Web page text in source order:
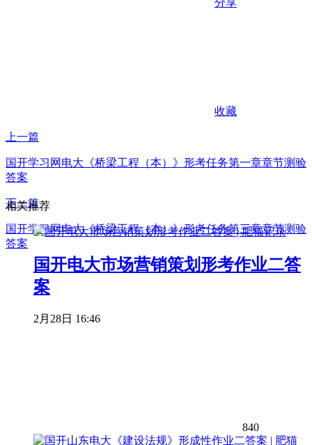
分享
收藏
上一篇
国开学习网电大《桥梁工程（本）》形考任务第一章章节测验
答案
下一篇
国开学习网电大《桥梁工程（本）》形考任务第三章章节测验
答案
相关推荐
国开电大市场营销策划形考作业二答
案
2月28日 16:46
840